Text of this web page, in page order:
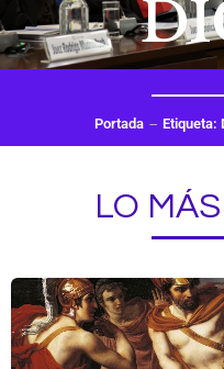
Portada Etiqueta:
LO